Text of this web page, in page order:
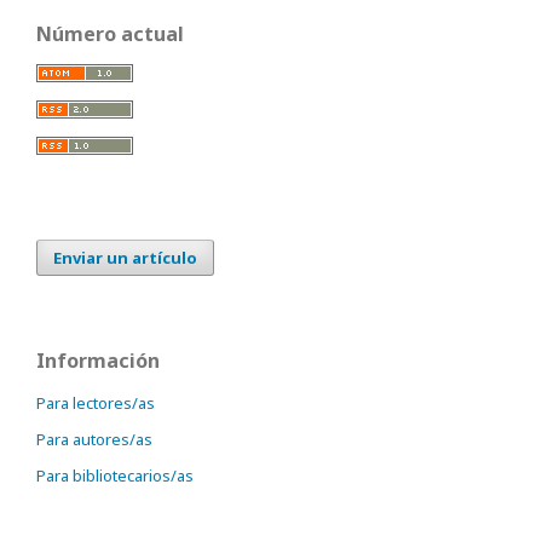
Número actual
Enviar un artículo
Información
Para lectores/as
Para autores/as
Para bibliotecarios/as